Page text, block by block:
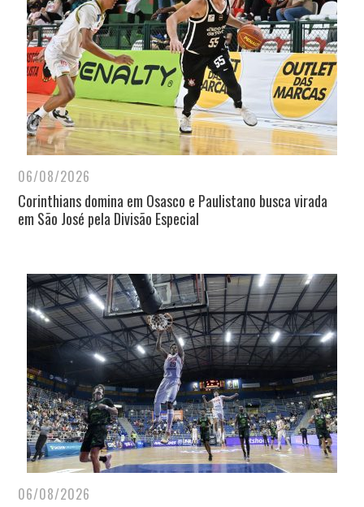
06/08/2026
Corinthians domina em Osasco e Paulistano busca virada
em São José pela Divisão Especial
06/08/2026